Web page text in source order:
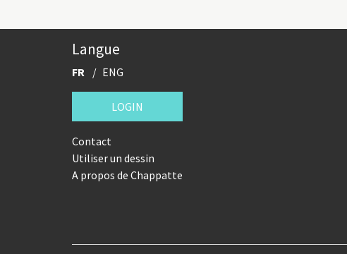
Langue
FR ENG
LOGIN
Contact
Utiliser un dessin
A propos de Chappatte